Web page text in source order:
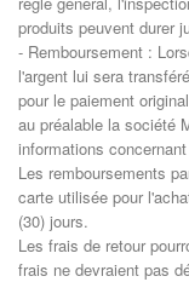
produits peuvent durer
- Remboursement :
l'argent lui sera
pour le paiement
au préalable la société
informations
Les remboursements
carte utilisée pour
(30) jours.
Les frais de retour
frais ne devraient pas